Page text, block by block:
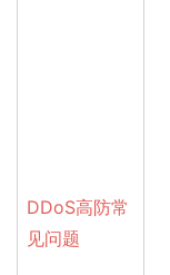
DDoS高防常
见问题